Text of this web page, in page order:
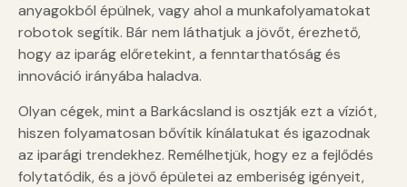
anyagokból épülnek, vagy ahol a munkafolyamatokat
robotok segítik. Bár nem láthatjuk a jövőt, érezhető,
hogy az iparág előretekint, a fenntarthatóság és
innováció irányába haladva.
Olyan cégek, mint a Barkácsland is osztják ezt a víziót,
hiszen folyamatosan bővítik kínálatukat és igazodnak
az iparági trendekhez. Remélhetjük, hogy ez a fejlődés
folytatódik, és a jövő épületei az emberiség igényeit,